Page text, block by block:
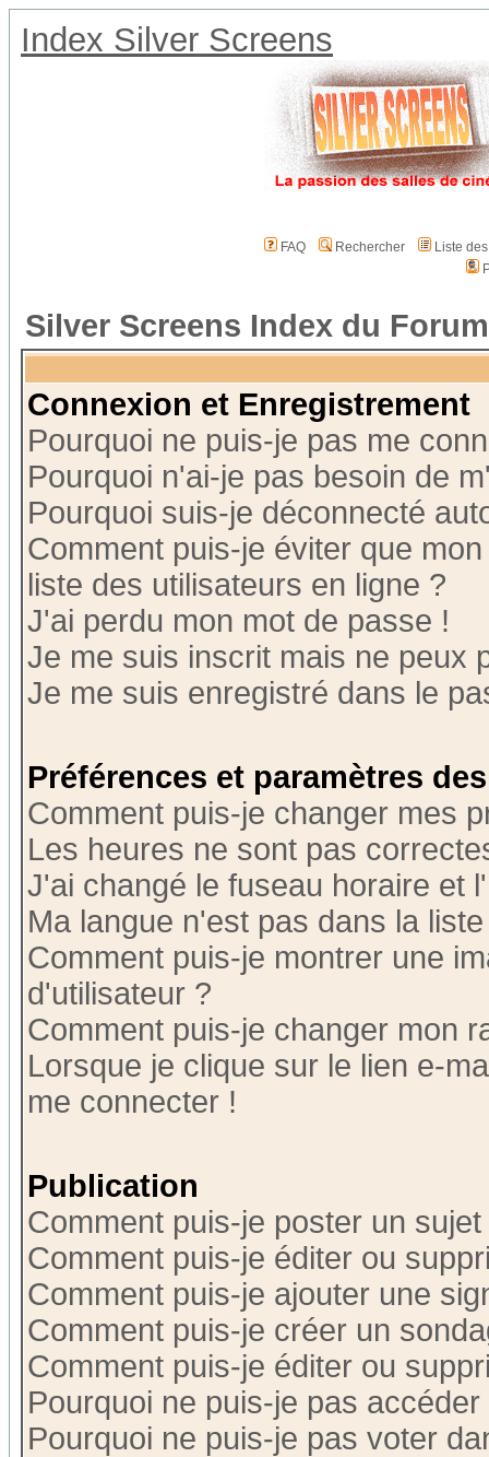
Index Silver Screens
FAQ Rechercher
Liste
Silver Screens Index du Forum
Connexion et Enregistrement
Pourquoi ne puis-je pas me
Pourquoi n'ai-je pas besoin de
Pourquoi suis-je déconnecté
Comment puis-je éviter que
liste des utilisateurs en ligne ?
J'ai perdu mon mot de passe !
Je me suis inscrit mais ne peux
Je me suis enregistré dans le
Préférences et paramètres
Comment puis-je changer mes
Les heures ne sont pas
J'ai changé le fuseau horaire et
Ma langue n'est pas dans la
Comment puis-je montrer une
d'utilisateur ?
Comment puis-je changer mon
Lorsque je clique sur le lien e-
me connecter !
Publication
Comment puis-je poster un
Comment puis-je éditer ou
Comment puis-je ajouter une
Comment puis-je créer un
Comment puis-je éditer ou
Pourquoi ne puis-je pas
Pourquoi ne puis-je pas voter